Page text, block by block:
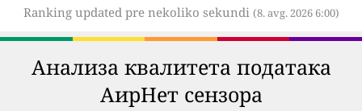
Ranking updated pre nekoliko sekundi (8. avg. 2026 6:00)
Анализа квалитета података
АирНет сензора